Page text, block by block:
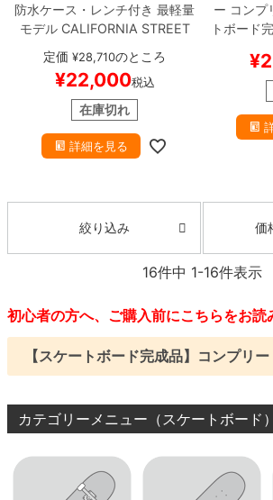
防水ケース・レンチ付き 最軽量
モデルCALIFORNIA STREET
カリフォルニアストリート
プリートセット スケートボード
SIMPLE CLEAR 8.0
NSOR MAG LIGHTスケートボ
ード スケボー
定価 ¥28,710のところ
¥22,000税込
在庫切れ
詳細を見る
ー コンプ
トボード
¥
絞り込み 価
16件中 1-16件表示
初心者の方へ、ご購入前にこちらをお読
【スケートボード完成品】コンプリ
カテゴリーメニュー（スケートボード）